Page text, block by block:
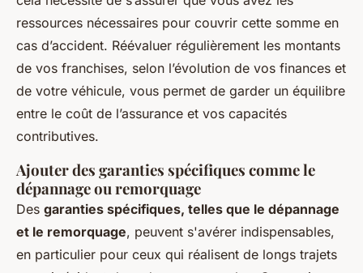
ressources nécessaires pour couvrir cette somme en
cas d’accident. Réévaluer régulièrement les montants
de vos franchises, selon l’évolution de vos finances et
de votre véhicule, vous permet de garder un équilibre
entre le coût de l’assurance et vos capacités
contributives.
Ajouter des garanties spécifiques comme le
dépannage ou remorquage
Des garanties spécifiques, telles que le dépannage
et le remorquage, peuvent s'avérer indispensables,
en particulier pour ceux qui réalisent de longs trajets